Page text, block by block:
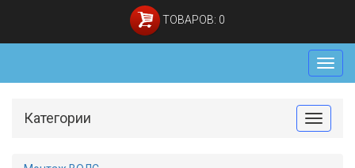
ТОВАРОВ: 0
Меню
Toggle
Категории